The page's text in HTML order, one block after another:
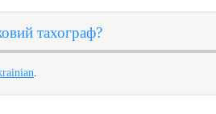
тахограф?
.